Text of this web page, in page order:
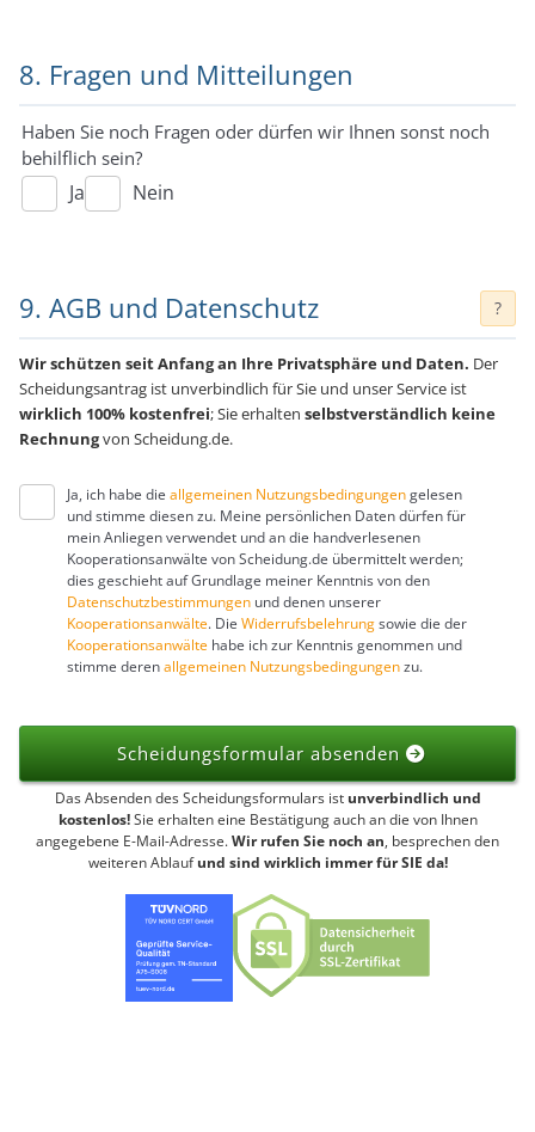
8. Fragen und Mitteilungen
Haben Sie noch Fragen oder dürfen wir Ihnen sonst noch
behilflich sein?
Ja Nein
9. AGB und Datenschutz ?
Wir schützen seit Anfang an Ihre Privatsphäre und Daten. Der
Scheidungsantrag ist unverbindlich für Sie und unser Service ist
wirklich 100% kostenfrei; Sie erhalten selbstverständlich keine
Rechnungvon Scheidung.de.
Ja, ich habe die allgemeinen Nutzungsbedingungengelesen
und stimme diesen zu. Meine persönlichen Daten dürfen für
mein Anliegen verwendet und an die handverlesenen
Kooperationsanwälte von Scheidung.de übermittelt werden;
dies geschieht auf Grundlage meiner Kenntnis von den
Datenschutzbestimmungen und denen unserer
Kooperationsanwälte. Die Widerrufsbelehrungsowie die der
Kooperationsanwälte habe ich zur Kenntnis genommen und
stimme derenallgemeinen Nutzungsbedingungenzu.
Scheidungsformular absenden
Das Absenden des Scheidungsformulars ist unverbindlich und
kostenlos!Sie erhalten eine Bestätigung auch an die von Ihnen
angegebene E-Mail-Adresse.Wir rufen Sie noch an, besprechen den
weiteren Ablaufund sind wirklich immer für SIE da!